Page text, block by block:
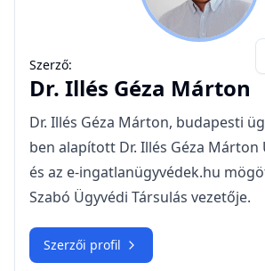
Szerző:
Dr. Illés Géza Márton
Dr. Illés Géza Márton, budapesti
ben alapított Dr. Illés Géza Márton
és az e-ingatlanügyvédek.hu
Szabó Ügyvédi Társulás vezetője.
Szerzői profil